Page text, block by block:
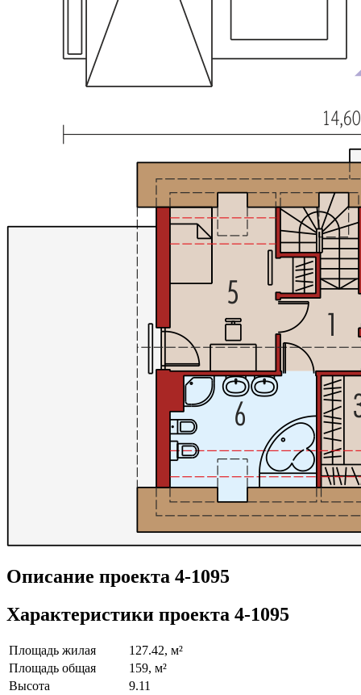
Описание проекта 4-1095
Характеристики проекта 4-1095
Площадь жилая
127.42, м²
Площадь общая
159, м²
Высота
9.11